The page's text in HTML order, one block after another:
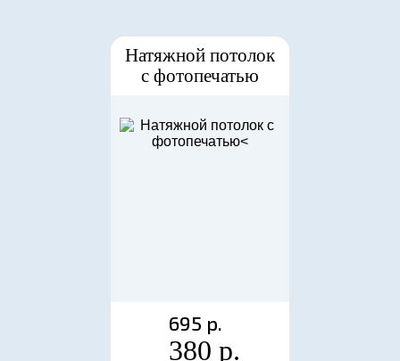
Натяжной потолок
с фотопечатью
695 р.
380 р.